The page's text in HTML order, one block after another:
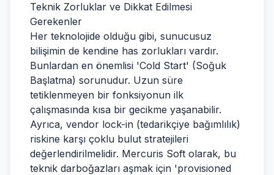
Teknik Zorluklar ve Dikkat Edilmesi
Gerekenler
Her teknolojide olduğu gibi, sunucusuz
bilişimin de kendine has zorlukları vardır.
Bunlardan en önemlisi 'Cold Start' (Soğuk
Başlatma) sorunudur. Uzun süre
tetiklenmeyen bir fonksiyonun ilk
çalışmasında kısa bir gecikme yaşanabilir.
Ayrıca, vendor lock-in (tedarikçiye bağımlılık)
riskine karşı çoklu bulut stratejileri
değerlendirilmelidir. Mercuris Soft olarak, bu
teknik darboğazları aşmak için 'provisioned